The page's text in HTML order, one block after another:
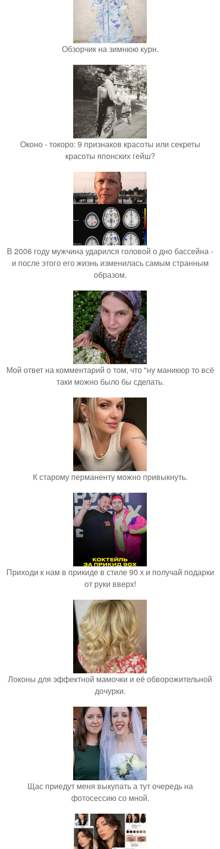
Обзорчик на зимнюю курн.
Оконо - токоро: 9 признаков красоты или секреты
красоты японских гейш?
В 2006 году мужчина ударился головой о дно бассейна -
и после этого его жизнь изменилась самым странным
образом.
Мой ответ на комментарий о том, что "ну маникюр то всё
таки можно было бы сделать.
К старому перманенту можно привыкнуть.
Приходи к нам в прикиде в стиле 90 х и получай подарки
от руки вверх!
Локоны для эффектной мамочки и её обворожительной
дочурки.
Щас приедут меня выкупать а тут очередь на
фотосессию со мной.